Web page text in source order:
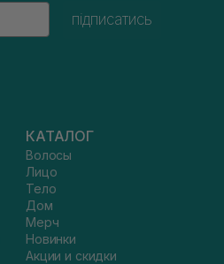
підписатись
КАТАЛОГ
Волосы
Лицо
Тело
Дом
Мерч
Новинки
Акции и скидки